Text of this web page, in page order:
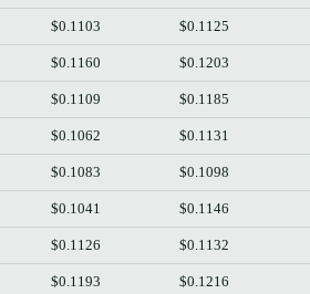
$0.1103 $0.1125
$0.1160 $0.1203
$0.1109 $0.1185
$0.1062 $0.1131
$0.1083 $0.1098
$0.1041 $0.1146
$0.1126 $0.1132
$0.1193 $0.1216